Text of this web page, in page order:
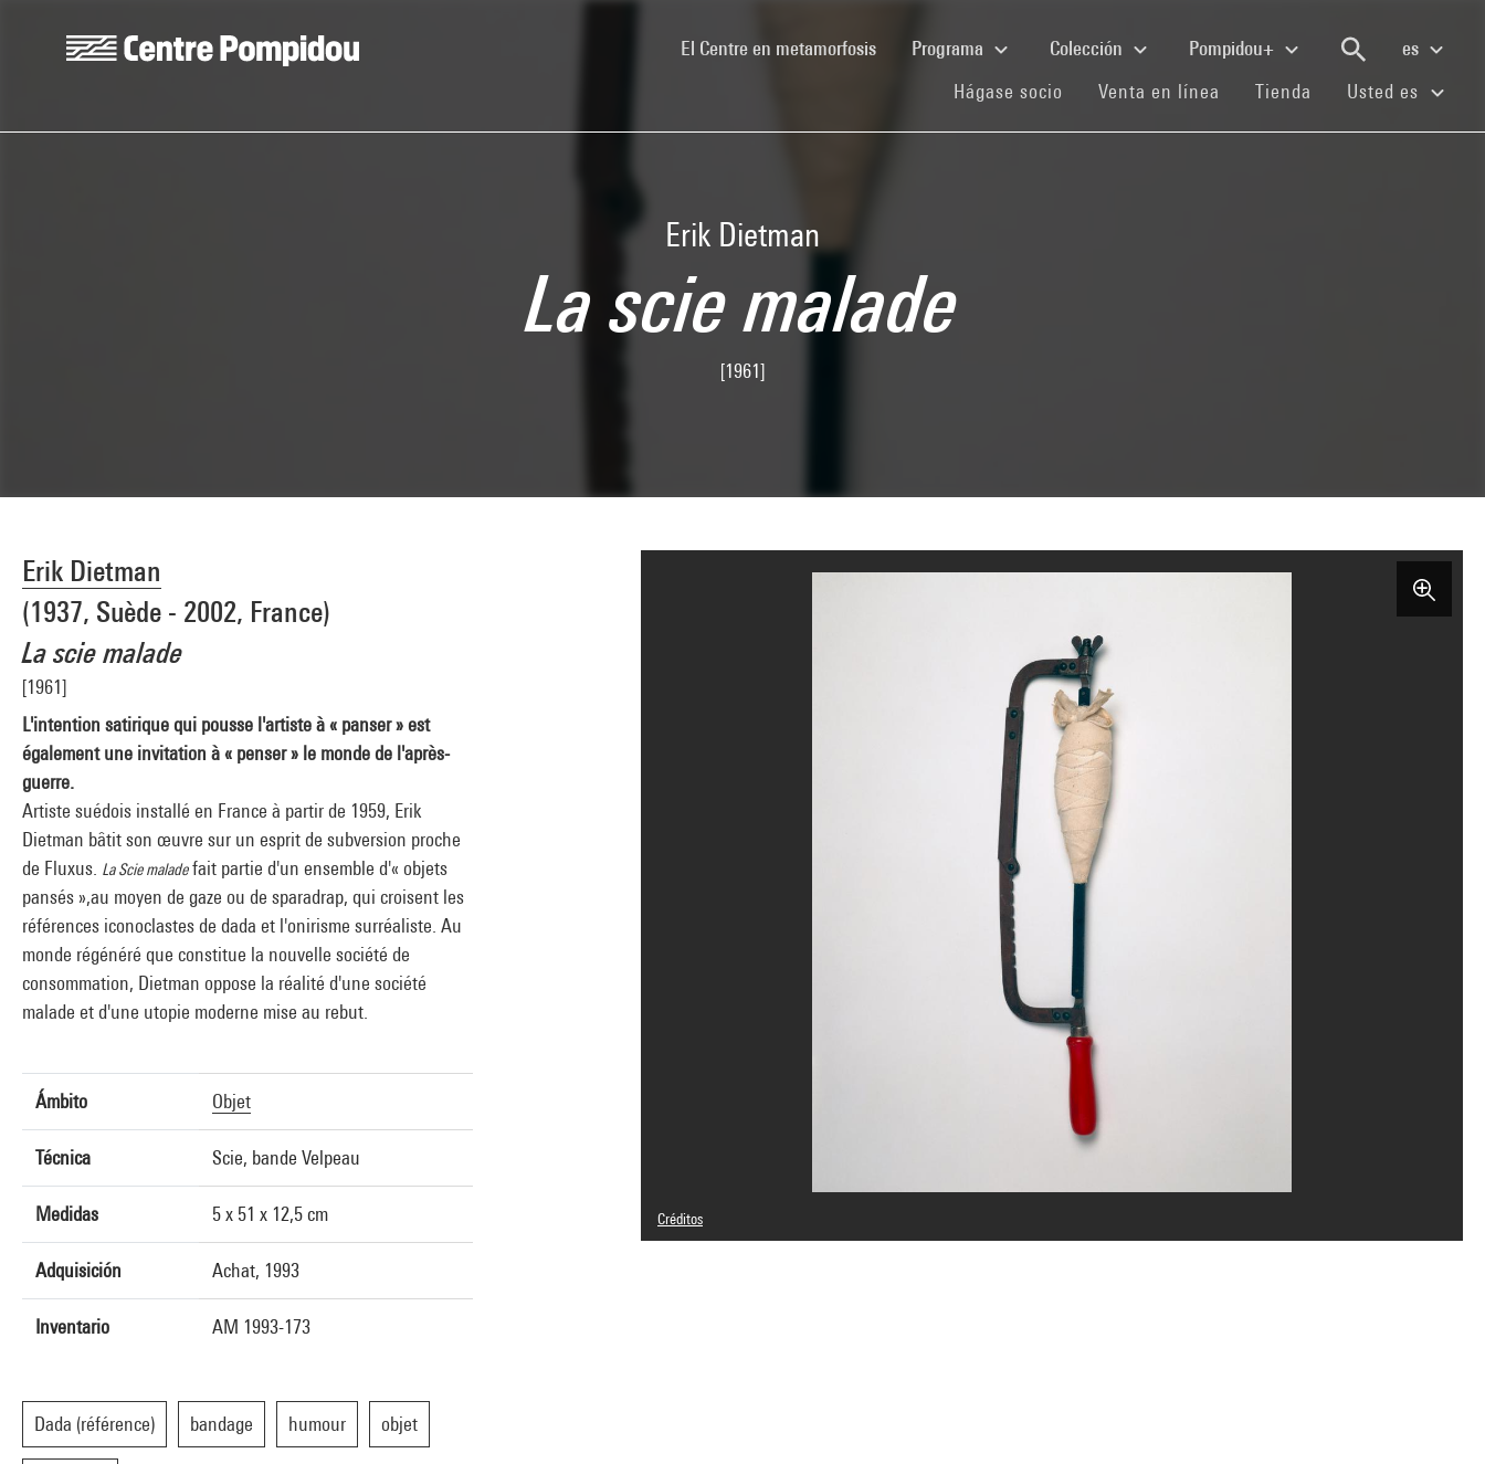
El Centre en metamorfosis(current)Programa Colección Pompidou+
es
Hágase socio (current)
Venta en línea (current)
Tienda (current)
Usted es
Erik Dietman
La scie malade
[1961]
Erik Dietman
(1937, Suède - 2002, France)
La scie malade
[1961]
L'intention satirique qui pousse l'artiste à « panser » est
également une invitation à « penser » le monde de l'après-
guerre.
Artiste suédois installé en France à partir de 1959, Erik
Dietman bâtit son œuvre sur un esprit de subversion proche
de Fluxus. La Scie maladefait partie d'un ensemble d'« objets
pansés »,au moyen de gaze ou de sparadrap, qui croisent les
références iconoclastes de dada et l'onirisme surréaliste. Au
monde régénéré que constitue la nouvelle société de
consommation, Dietman oppose la réalité d'une société
malade et d'une utopie moderne mise au rebut.
Ámbito Objet
Técnica Scie, bande Velpeau
Medidas 5 x 51 x 12,5 cm
Adquisición Achat, 1993
Inventario AM 1993-173
Dada (référence) bandage humour objet
Créditos
© Adagp, Paris